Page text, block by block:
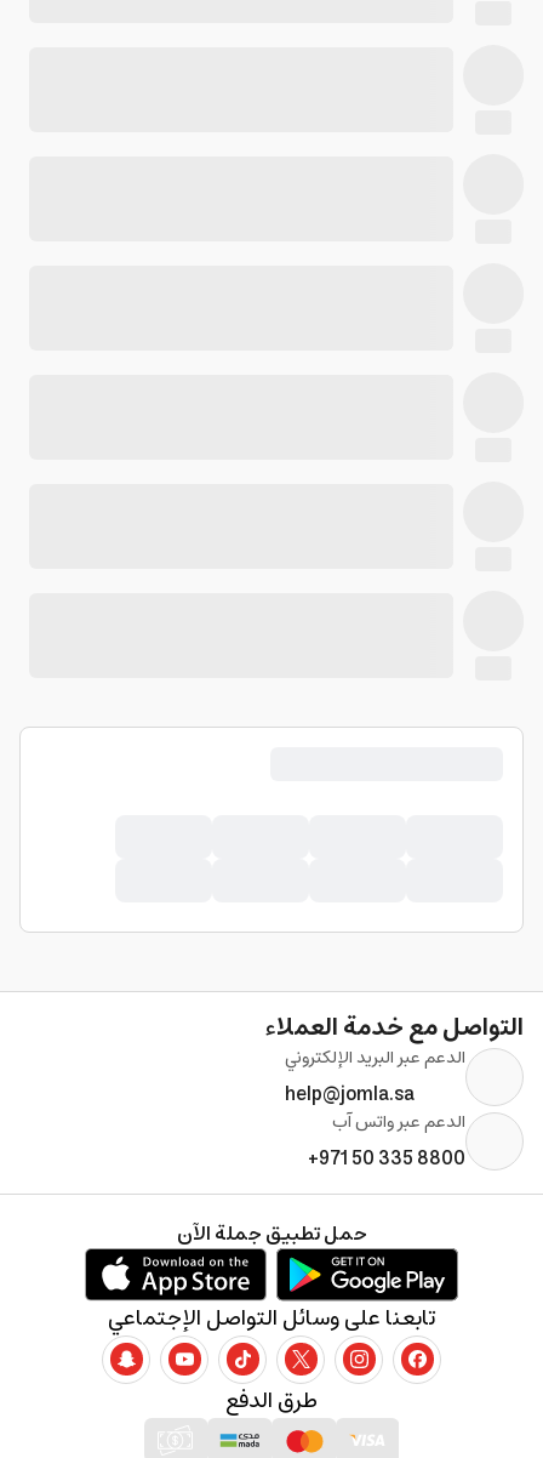
التواصل مع خدمة العملاء
الدعم عبر البريد الإلكتروني
help@jomla.sa
الدعم عبر واتس آب
+971 50 335 8800
طرق الدفع
تابعنا على وسائل التواصل الإجتماعي
حمل تطبيق جملة الآن